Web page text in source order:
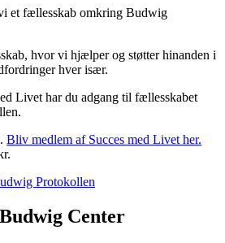
et fællesskab omkring Budwig
hvor vi hjælper og støtter hinanden i
hver især.
Livet har du adgang til fællesskabet
Bliv medlem af Succes med Livet her.
Protokollen
Center